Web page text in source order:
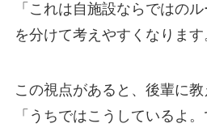
「これは自施設ならではのル
を分けて考えやすくなります
この視点があると、後輩に教
「うちではこうしているよ